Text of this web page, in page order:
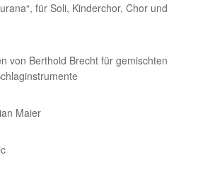
für Soli, Kinderchor, Chor und
von Berthold Brecht für gemischten
Maier